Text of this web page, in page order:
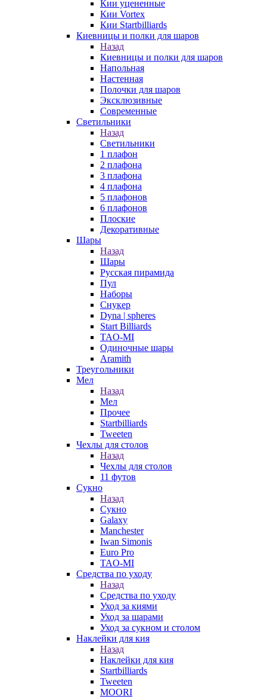
Кии уцененные
Кии Vortex
Кии Startbilliards
Киевницы и полки для шаров
Назад
Киевницы и полки для шаров
Напольная
Настенная
Полочки для шаров
Эксклюзивные
Современные
Светильники
Назад
Светильники
1 плафон
2 плафона
3 плафона
4 плафона
5 плафонов
6 плафонов
Плоские
Декоративные
Шары
Назад
Шары
Русская пирамида
Пул
Наборы
Снукер
Dyna | spheres
Start Billiards
TAO-MI
Одиночные шары
Aramith
Треугольники
Мел
Назад
Мел
Прочее
Startbilliards
Tweeten
Чехлы для столов
Назад
Чехлы для столов
11 футов
Сукно
Назад
Сукно
Galaxy
Manchester
Iwan Simonis
Euro Pro
TAO-MI
Средства по уходу
Назад
Средства по уходу
Уход за киями
Уход за шарами
Уход за сукном и столом
Наклейки для кия
Назад
Наклейки для кия
Startbilliards
Tweeten
MOORI